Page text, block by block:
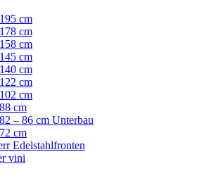
cm
cm
cm
cm
cm
cm
cm
cm
– 86 cm Unterbau
cm
Edelstahlfronten
vini